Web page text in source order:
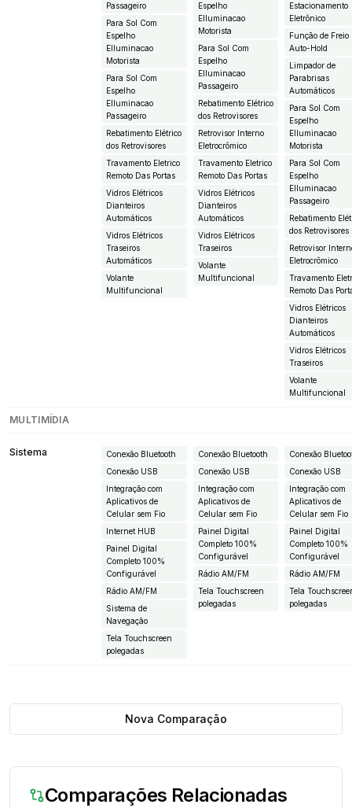
Passageiro
Para Sol Com
Espelho
EIluminacao
Motorista
Para Sol Com
Espelho
EIluminacao
Passageiro
Rebatimento Elétrico
dos Retrovisores
Travamento Eletrico
Remoto Das Portas
Vidros Elétricos
Dianteiros
Automáticos
Vidros Elétricos
Traseiros
Automáticos
Volante
Multifuncional
Espelho
EIluminacao
Motorista
Para Sol Com
Espelho
EIluminacao
Passageiro
Rebatimento Elétrico
dos Retrovisores
Retrovisor Interno
Eletrocrômico
Travamento Eletrico
Remoto Das Portas
Vidros Elétricos
Dianteiros
Automáticos
Vidros Elétricos
Traseiros
Volante
Multifuncional
Estacionamento
Eletrônico
Função de Freio
Auto-Hold
Limpador de
Parabrisas
Automáticos
Para Sol Com
Espelho
EIluminacao
Motorista
Para Sol Com
Espelho
EIluminacao
Passageiro
Rebatimento
dos Retrovisores
Retrovisor
Eletrocrômico
Travamento
Remoto Das
Vidros Elétricos
Dianteiros
Automáticos
Vidros Elétricos
Traseiros
Volante
Multifuncional
MULTIMÍDIA
Sistema
Conexão Bluetooth
Conexão USB
Integração com
Aplicativos de
Celular sem Fio
Internet HUB
Painel Digital
Completo 100%
Configurável
Rádio AM/FM
Sistema de
Navegação
Tela Touchscreen
polegadas
Conexão Bluetooth
Conexão USB
Integração com
Aplicativos de
Celular sem Fio
Painel Digital
Completo 100%
Configurável
Rádio AM/FM
Tela Touchscreen
polegadas
Conexão
Conexão USB
Integração com
Aplicativos de
Celular sem Fio
Painel Digital
Completo 100%
Configurável
Rádio AM/FM
Tela
polegadas
Nova Comparação
Comparações Relacionadas